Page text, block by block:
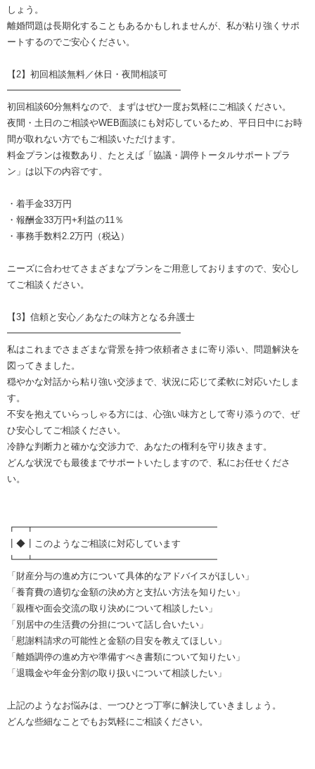
しょう。
離婚問題は長期化することもあるかもしれませんが、私が粘り強くサポ
ートするのでご安心ください。
【2】初回相談無料／休日・夜間相談可
━━━━━━━━━━━━━━━━━━━
初回相談60分無料なので、まずはぜひ一度お気軽にご相談ください。
夜間・土日のご相談やWEB面談にも対応しているため、平日日中にお時
間が取れない方でもご相談いただけます。
料金プランは複数あり、たとえば「協議・調停トータルサポートプラ
ン」は以下の内容です。
・着手金33万円
・報酬金33万円+利益の11％
・事務手数料2.2万円（税込）
ニーズに合わせてさまざまなプランをご用意しておりますので、安心し
てご相談ください。
【3】信頼と安心／あなたの味方となる弁護士
━━━━━━━━━━━━━━━━━━━
私はこれまでさまざまな背景を持つ依頼者さまに寄り添い、問題解決を
図ってきました。
穏やかな対話から粘り強い交渉まで、状況に応じて柔軟に対応いたしま
す。
不安を抱えていらっしゃる方には、心強い味方として寄り添うので、ぜ
ひ安心してご相談ください。
冷静な判断力と確かな交渉力で、あなたの権利を守り抜きます。
どんな状況でも最後までサポートいたしますので、私にお任せくださ
い。
┏━┳━━━━━━━━━━━━━━━━━━━━
┃◆┃このようなご相談に対応しています
┗━┻━━━━━━━━━━━━━━━━━━━━
「財産分与の進め方について具体的なアドバイスがほしい」
「養育費の適切な金額の決め方と支払い方法を知りたい」
「親権や面会交流の取り決めについて相談したい」
「別居中の生活費の分担について話し合いたい」
「慰謝料請求の可能性と金額の目安を教えてほしい」
「離婚調停の進め方や準備すべき書類について知りたい」
「退職金や年金分割の取り扱いについて相談したい」
上記のようなお悩みは、一つひとつ丁寧に解決していきましょう。
どんな些細なことでもお気軽にご相談ください。